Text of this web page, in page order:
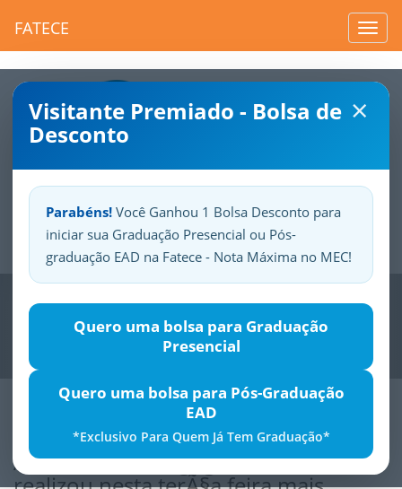
FATECE
×
Visitante Premiado - Bolsa de
Desconto
Parabéns! Você Ganhou 1 Bolsa Desconto para
iniciar sua Graduação Presencial ou Pós-
graduação EAD na Fatece - Nota Máxima no MEC!
Quero uma bolsa para Graduação
Presencial
Quero uma bolsa para Pós-Graduação
EAD
*Exclusivo Para Quem Já Tem Graduação*
SuaFatece.Seuorgulho.
Previous
A turma de Pedagogia FATECE